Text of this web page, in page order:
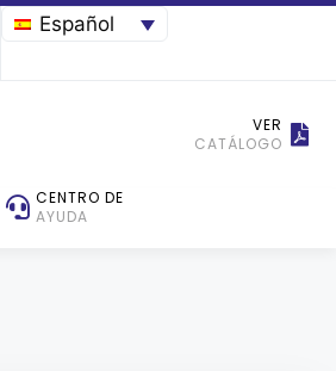
Español
VER
CATÁLOGO
CENTRO DE
AYUDA